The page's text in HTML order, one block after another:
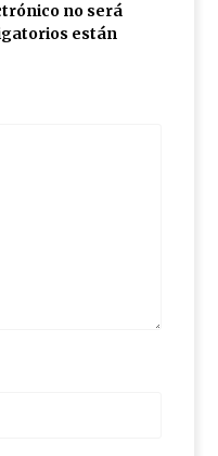
no será
están